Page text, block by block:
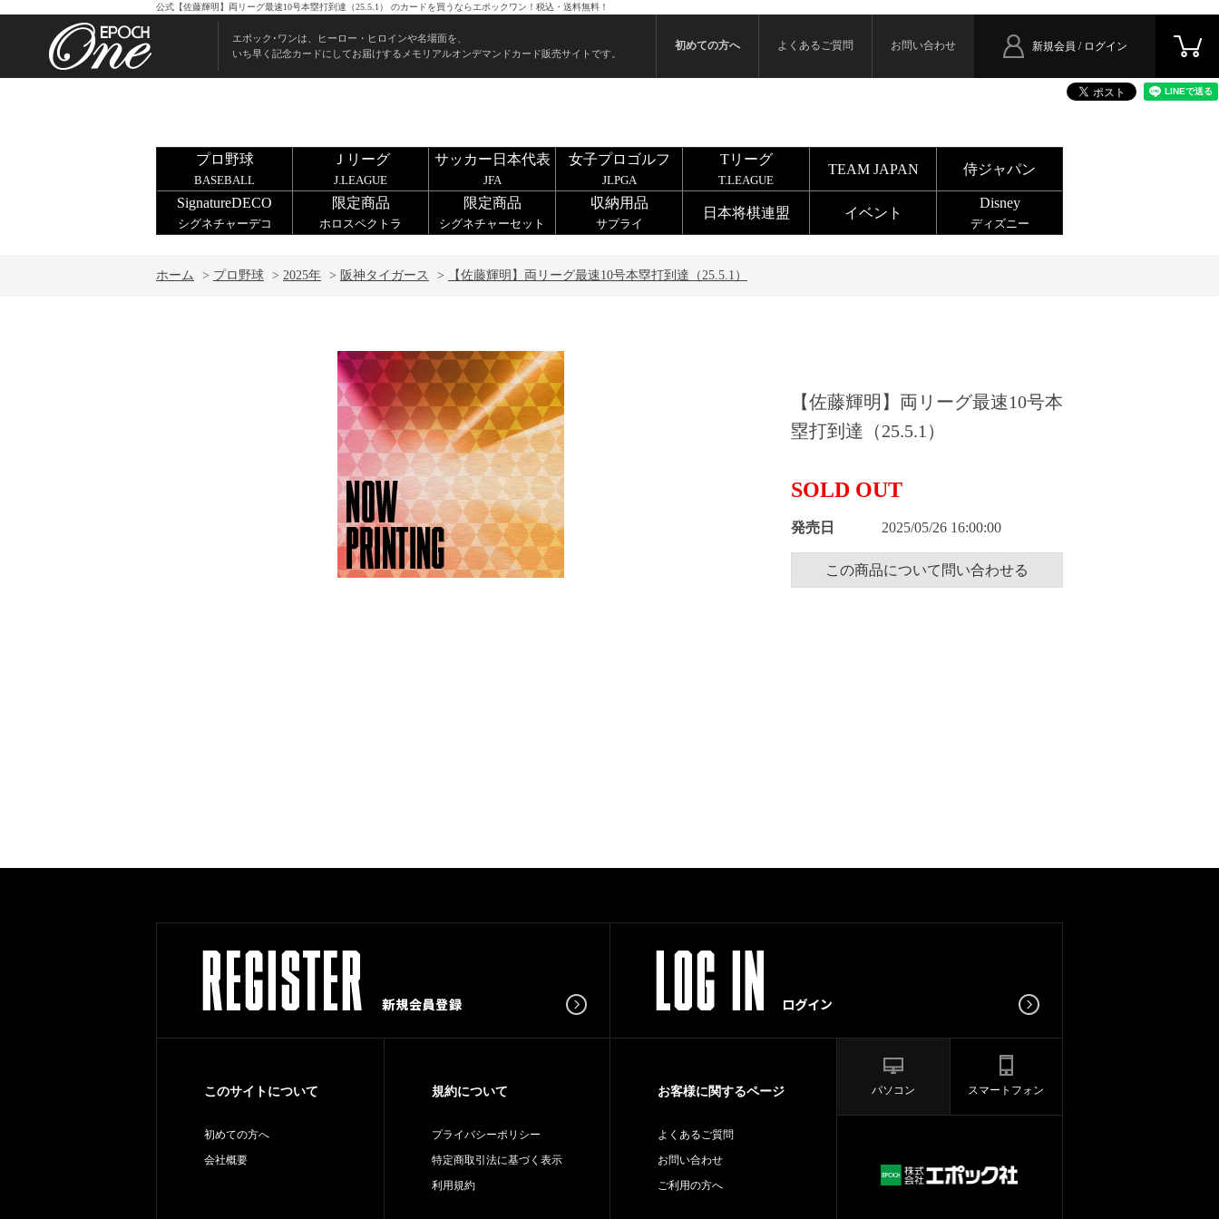
公式【佐藤輝明】両リーグ最速10号本塁打到達（25.5.1） のカードを買うならエポックワン！税込・送料無料！
エポック･ワンは、ヒーロー・ヒロインや名場面を、
いち早く記念カードにしてお届けするメモリアルオンデマンドカード販売サイトです。
新規会員 / ログイン
初めての方へ よくあるご質問 お問い合わせ
プロ野球
BASEBALL
Ｊリーグ
J.LEAGUE
サッカー日本代表
JFA
女子プロゴルフ
JLPGA
Tリーグ
T.LEAGUE
TEAM JAPAN 侍ジャパン
SignatureDECO
シグネチャーデコ
限定商品
ホロスペクトラ
限定商品
シグネチャーセット
収納用品
サプライ
日本将棋連盟 イベント
Disney
ディズニー
ホーム > プロ野球 > 2025年 > 阪神タイガース > 【佐藤輝明】両リーグ最速10号本塁打到達（25.5.1）
【佐藤輝明】両リーグ最速10号本
塁打到達（25.5.1）
SOLD OUT
発売日 2025/05/26 16:00:00
この商品について問い合わせる
このサイトについて
初めての方へ
会社概要
規約について
プライバシーポリシー
特定商取引法に基づく表示
利用規約
お客様に関するページ
よくあるご質問
お問い合わせ
ご利用の方へ
パソコン スマートフォン